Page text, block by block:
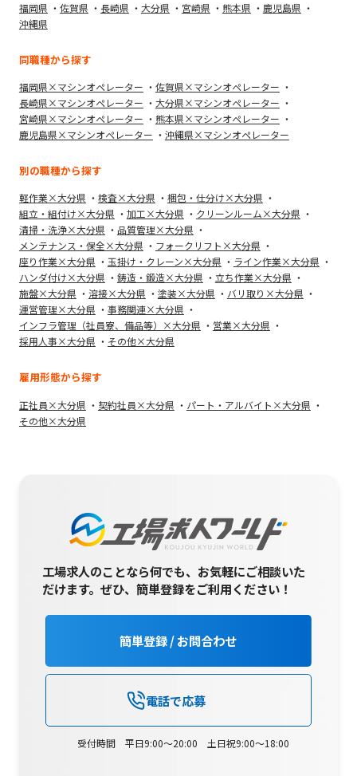
福岡県 佐賀県 長崎県 大分県 宮崎県 熊本県
鹿児島県
沖縄県
同職種から探す
福岡県×マシンオペレーター
佐賀県×マシンオペレーター
長崎県×マシンオペレーター
大分県×マシンオペレーター
宮崎県×マシンオペレーター
熊本県×マシンオペレーター
鹿児島県×マシンオペレーター
沖縄県×マシンオペレーター
別の職種から探す
軽作業×大分県 検査×大分県
梱包・仕分け×大分県
組立・組付け×大分県
加工×大分県
クリーンルーム×大分県
清掃・洗浄×大分県
品質管理×大分県
メンテナンス・保全×大分県
フォークリフト×大分県
座り作業×大分県
玉掛け・クレーン×大分県
ライン作業×大分県
ハンダ付け×大分県
鋳造・鍛造×大分県
立ち作業×大分県
施盤×大分県
溶接×大分県 塗装×大分県
バリ取り×大分県
運営管理×大分県
事務関連×大分県
インフラ管理（社員寮、備品等）×大分県
営業×大分県
採用人事×大分県
その他×大分県
雇用形態から探す
正社員×大分県 契約社員×大分県
パート・アルバイト×大分県
その他×大分県
工場求人のことなら何でも、お気軽にご相談いた
だけます。ぜひ、簡単登録をご利用ください！
簡単登録 / お問合わせ
電話で応募
受付時間 平日9:00～20:00 土日祝9:00～18:00